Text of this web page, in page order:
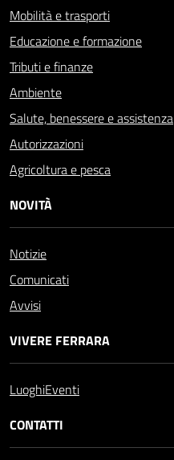
Mobilità e trasporti
Educazione e formazione
Tributi e finanze
Ambiente
Salute, benessere e assistenza
Autorizzazioni
Agricoltura e pesca
NOVITÀ
Notizie
Comunicati
Avvisi
VIVERE FERRARA
LuoghiEventi
CONTATTI